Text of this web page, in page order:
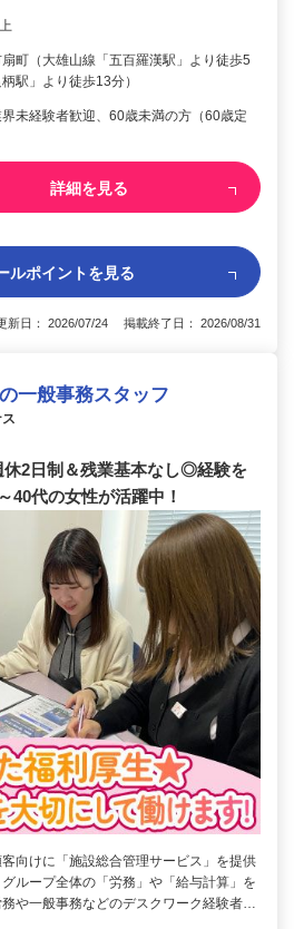
町（大雄山線「五百羅漢駅」より徒歩5
駅」より徒歩13分）
未経験者歓迎、60歳未満の方（60歳定
詳細を見る
ルポイントを見る
新日： 2026/07/24 掲載終了日： 2026/08/31
一般事務スタッフ
休2日制＆残業基本なし◎経験を
40代の女性が活躍中！
向けに「施設総合管理サービス」を提供
ループ全体の「労務」や「給与計算」を
や一般事務などのデスクワーク経験者…